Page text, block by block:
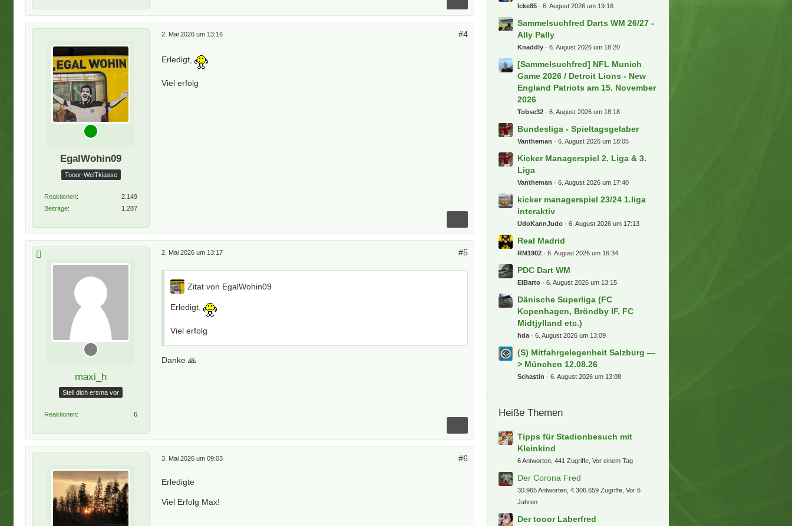
EgalWohin09
Tooor-WelTklasse
Reaktionen
2.149
Beiträge
1.287
2. Mai 2026 um 13:16 #4
Erledigt,
Viel erfolg
maxi_h
Stell dich ersma vor
Reaktionen 6
2. Mai 2026 um 13:17 #5
Zitat von EgalWohin09
Erledigt,
Viel erfolg
Danke 🙏
3. Mai 2026 um 09:03 #6
Erledigte
Viel Erfolg Max!
Icke85 6. August 2026 um 19:16
Sammelsuchfred Darts WM 26/27 -
Ally Pally
Knaddly 6. August 2026 um 18:20
[Sammelsuchfred] NFL Munich
Game 2026 / Detroit Lions - New
England Patriots am 15. November
2026
Tobse32 6. August 2026 um 18:18
Bundesliga - Spieltagsgelaber
Vantheman 6. August 2026 um 18:05
Kicker Managerspiel 2. Liga & 3.
Liga
Vantheman 6. August 2026 um 17:40
kicker managerspiel 23/24 1.liga
interaktiv
UdoKannJudo 6. August 2026 um 17:13
Real Madrid
RM1902 6. August 2026 um 16:34
PDC Dart WM
ElBarto 6. August 2026 um 13:15
Dänische Superliga (FC
Kopenhagen, Bröndby IF, FC
Midtjylland etc.)
hda 6. August 2026 um 13:09
(S) Mitfahrgelegenheit Salzburg —
> München 12.08.26
Schastin 6. August 2026 um 13:08
Heiße Themen
Tipps für Stadionbesuch mit
Kleinkind
6 Antworten, 441 Zugriffe, Vor einem Tag
Der Corona Fred
30.965 Antworten, 4.306.659 Zugriffe, Vor 6
Jahren
Der tooor Laberfred